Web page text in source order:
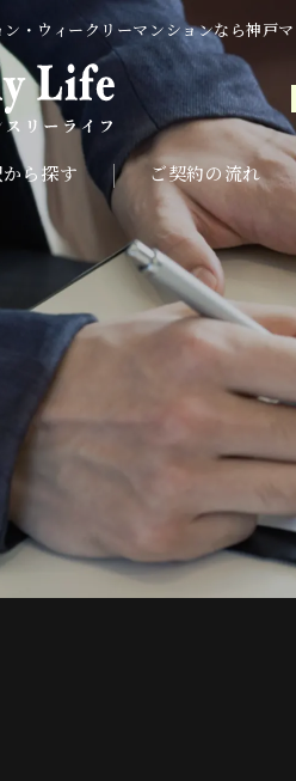
・ウィークリーマンションなら神戸
から探す ご契約の流れ